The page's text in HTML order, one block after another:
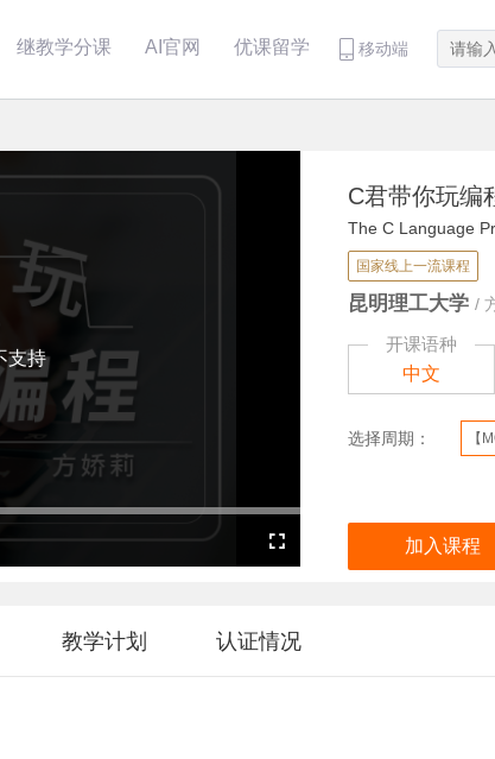
继教学分课 AI官网 优课留学 移动端
Fullscreen
支持
C君带你玩编
The C Language
国家线上一流课程
昆明理工大学 /
开课语种
中文
选择周期： 【
加入课程
教学计划 认证情况